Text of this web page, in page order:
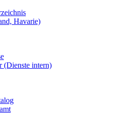
Havarie)
(Dienste intern)